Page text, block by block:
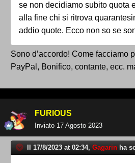
se non decidiamo subito quota
alla fine chi si ritrova
addio quote. Ecco non so se
Sono d’accordo! Come facciamo
PayPal, Bonifico, contante, ecc.
FURIOUS
Inviato 17 Agosto 2023
Il 17/8/2023 at 02:34, Gagarin ha